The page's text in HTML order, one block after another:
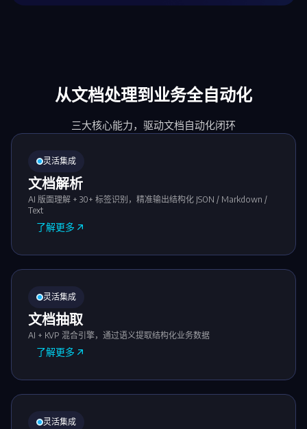
从文档处理到业务全自动化
三大核心能力，驱动文档自动化闭环
灵活集成
文档解析
AI 版面理解 + 30+ 标签识别，精准输出结构化 JSON / Markdown /
Text
了解更多
灵活集成
文档抽取
AI + KVP 混合引擎，通过语义提取结构化业务数据
了解更多
灵活集成